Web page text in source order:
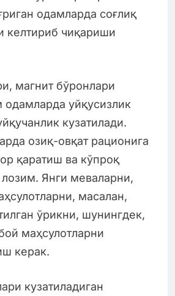
одамларда соғлиқ
келтириб чиқариши
магнит бўронлари
одамларда уйқусизлик
кузатилади.
озиқ-овқат рационига
қаратиш ва кўпроқ
Янги меваларни,
масалан,
ўрикни, шунингдек,
маҳсулотларни
керак.
кузатиладиган